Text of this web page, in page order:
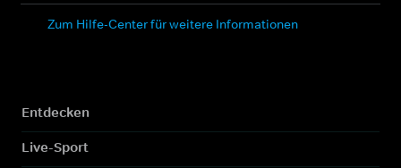
Zum Hilfe-Center für weitere Informationen
Entdecken
Live-Sport